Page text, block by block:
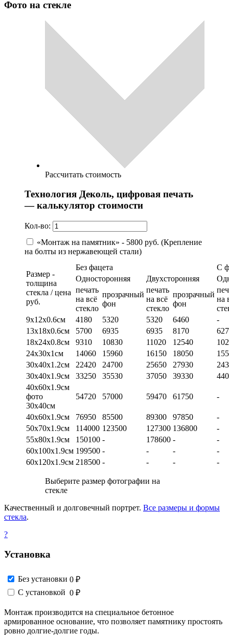
Фото на стекле
Рассчитать стоимость
Технология Деколь, цифровая печать
— калькулятор стоимости
Кол-во:
«Монтаж на памятник» - 5800 руб. (Крепление
на болты из нержавеющей стали)
Размер -
толщина
стекла / цена
руб.
Без фацета
С
Односторонняя
Двухсторонняя
печать
на всё
стекло
прозрачный
фон
печать
на всё
стекло
прозрачный
фон
на
9х12х0.6см
4180 5320 5320 6460
-
13х18х0.6см
5700 6935 6935 8170
18х24х0.8см
9310 10830 11020 12540
24х30х1см
14060 15960 16150 18050
30х40х1.2см
22420 24700 25650 27930
30х40х1.9см
33250 35530 37050 39330
40х60х1.9см
фото
30х40см
54720 57000 59470 61750 -
40х60х1.9см 76950 85500 89300 97850
-
50х70х1.9см
114000 123500 127300 136800
-
55х80х1.9см
150100 - 178600 -
-
60х100х1.9см 199500 - - -
-
60х120х1.9см 218500 - - - -
Выберите размер фотографии на
стекле
Качественный и долговечный портрет. Все размеры и формы
стекла.
?
Установка
Без установки 0 ₽
С установкой 0 ₽
Монтаж производится на специальное бетонное
армированное основание, что позволяет памятнику простоять
ровно долгие-долгие годы.